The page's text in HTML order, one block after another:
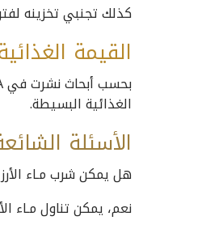
كذلك تجنبي تخزينه
القيمة
الغذائية البسيطة.
الأسئلة
هل يمكن شرب مـاء
نعم، يمكن تناول مـاء